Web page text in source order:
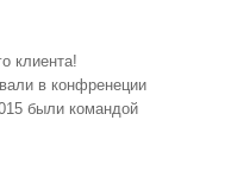
клиента!
в конфренеции
были командой